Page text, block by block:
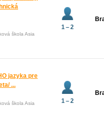
škola Asia
1 – 2
jazyka pre
...
škola Asia
1 – 2